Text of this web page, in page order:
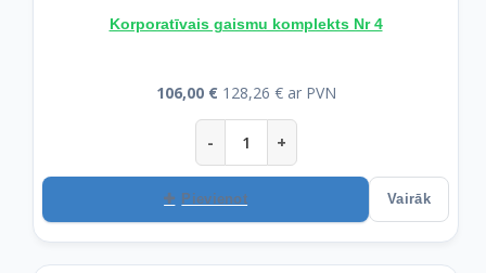
Korporatīvais gaismu komplekts Nr 4
106,00 € 128,26 € ar PVN
- +
Pievienot Vairāk